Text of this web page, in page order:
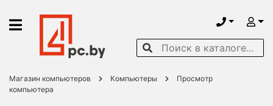
Магазин компьютеров Компьютеры
Просмотр
компьютера